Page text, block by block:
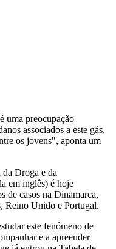
uma preocupação
associados a este gás,
os jovens", aponta um
Droga e da
em inglês) é hoje
de casos na Dinamarca,
Reino Unido e Portugal.
este fenómeno de
e a apreender